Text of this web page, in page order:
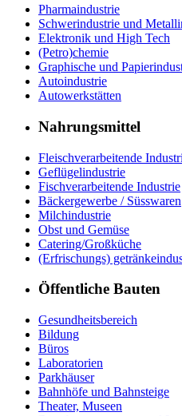
Pharmaindustrie
Schwerindustrie und
Elektronik und High Tech
(Petro)chemie
Graphische und
Autoindustrie
Autowerkstätten
Nahrungsmittel
Fleischverarbeitende
Geflügelindustrie
Fischverarbeitende Industrie
Bäckergewerbe / Süsswaren
Milchindustrie
Obst und Gemüse
Catering/Großküche
(Erfrischungs)
Öffentliche Bauten
Gesundheitsbereich
Bildung
Büros
Laboratorien
Parkhäuser
Bahnhöfe und Bahnsteige
Theater, Museen